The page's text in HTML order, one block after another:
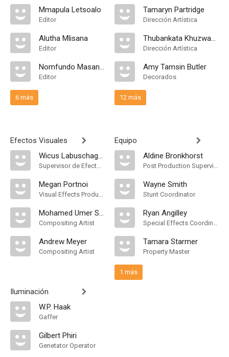
Mmapula Letsoalo
Editor
Alutha Mlisana
Editor
Nomfundo Masango
Editor
6 más
Efectos Visuales
Wicus Labuschagne
Supervisor de Efectos Visuales
Megan Portnoi
Visual Effects Producer
Mohamed Umer Sungay
Compositing Artist
Andrew Meyer
Compositing Artist
Iluminación
W.P. Haak
Gaffer
Gilbert Phiri
Genetator Operator
Tamaryn Partridge
Dirección Artística
Thubankata Khuzwayo
Dirección Artística
Amy Tamsin Butler
Decorados
12 más
Equipo
Aldine Bronkhorst
Post Production Supervisor
Wayne Smith
Stunt Coordinator
Ryan Angilley
Special Effects Coordinator
Tamara Starmer
Property Master
1 más